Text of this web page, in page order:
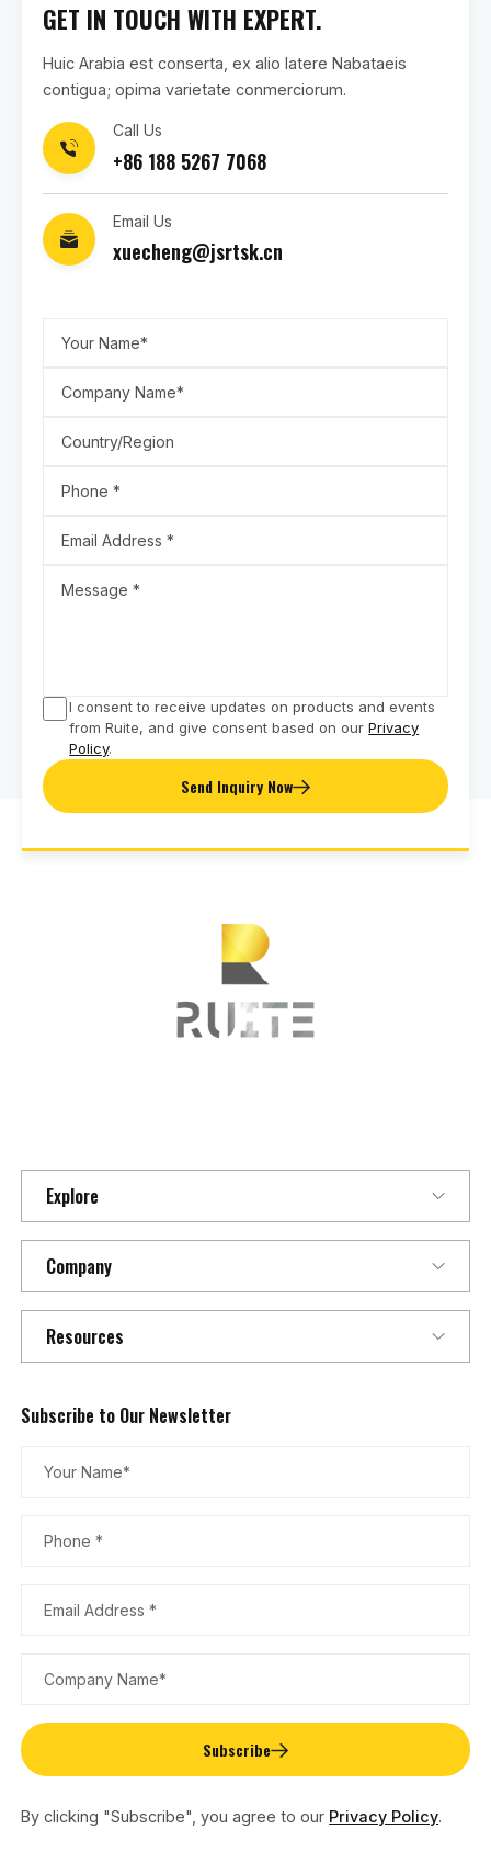
GET IN TOUCH WITH EXPERT.
Huic Arabia est conserta, ex alio latere Nabataeis
contigua; opima varietate conmerciorum.
Call Us
+86 188 5267 7068
Email Us
xuecheng@jsrtsk.cn
I consent to receive updates on products and events
from Ruite, and give consent based on ourPrivacy
Policy.
Send Inquiry Now
Explore
Company
Resources
Subscribe to Our Newsletter
Subscribe
By clicking "Subscribe", you agree to our Privacy Policy.